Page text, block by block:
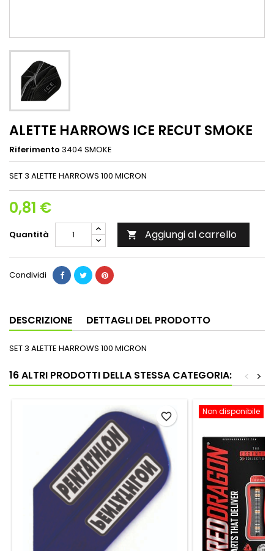
ALETTE HARROWS ICE RECUT SMOKE
Riferimento 3404 SMOKE
SET 3 ALETTE HARROWS 100 MICRON
0,81 €
Quantità  Aggiungi al carrello
Condividi
DESCRIZIONE DETTAGLI DEL PRODOTTO
SET 3 ALETTE HARROWS 100 MICRON
16 ALTRI PRODOTTI DELLA STESSA CATEGORIA: >
<
favorite_border Non disponibile